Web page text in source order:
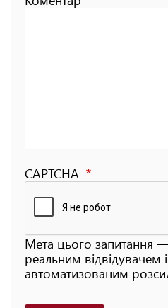
CAPTCHA
Мета цього запитання
реальним відвідувачем
автоматизованим